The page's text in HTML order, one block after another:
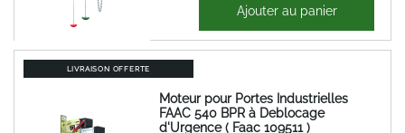
1 628,50 €
Ajouter au panier
LIVRAISON OFFERTE
Moteur pour Portes Industrielles
FAAC 540 BPR à Deblocage
d'Urgence ( Faac 109511 )